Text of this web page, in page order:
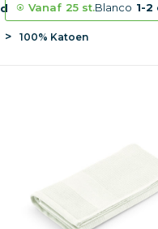
Vanaf 25 st.Blanco 1-2
100% Katoen